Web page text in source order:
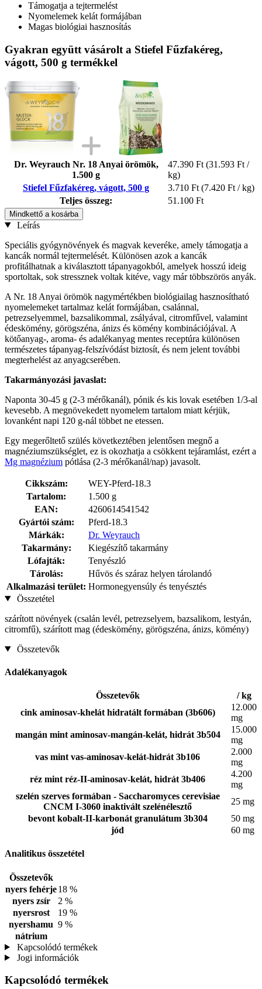
Támogatja a tejtermelést
Nyomelemek kelát formájában
Magas biológiai hasznosítás
Gyakran együtt vásárolt a Stiefel Fűzfakéreg,
vágott, 500 g termékkel
Dr. Weyrauch Nr. 18 Anyai örömök,
1.500 g
47.390 Ft (31.593 Ft /
kg)
Stiefel Fűzfakéreg, vágott, 500 g
3.710 Ft (7.420 Ft / kg)
Teljes összeg:
51.100 Ft
Mindkettő a kosárba
Leírás
Speciális gyógynövények és magvak keveréke, amely támogatja a
kancák normál tejtermelését. Különösen azok a kancák
profitálhatnak a kiválasztott tápanyagokból, amelyek hosszú ideig
sportoltak, sok stressznek voltak kitéve, vagy már többszörös anyák.
A Nr. 18 Anyai örömök nagymértékben biológiailag hasznosítható
nyomelemeket tartalmaz kelát formájában, csalánnal,
petrezselyemmel, bazsalikommal, zsályával, citromfűvel, valamint
édeskömény, görögszéna, ánizs és kömény kombinációjával. A
kötőanyag-, aroma- és adalékanyag mentes receptúra ​​különösen
természetes tápanyag-felszívódást biztosít, és nem jelent további
megterhelést az anyagcserében.
Takarmányozási javaslat:
Naponta 30-45 g (2-3 mérőkanál), pónik ​​és kis lovak esetében 1/3-al
kevesebb. A megnövekedett nyomelem tartalom miatt kérjük,
lovanként napi 120 g-nál többet ne etessen.
Egy megerőltető szülés következtében jelentősen megnő a
magnéziumszükséglet, ez is okozhatja a csökkent tejáramlást, ezért a
Mg magnézium pótlása (2-3 mérőkanál/nap) javasolt.
Cikkszám:
WEY-Pferd-18.3
Tartalom:
1.500 g
EAN:
4260614541542
Gyártói szám:
Pferd-18.3
Márkák:
Dr. Weyrauch
Takarmány:
Kiegészítő takarmány
Lófajták:
Tenyészló
Tárolás:
Hűvös és száraz helyen tárolandó
Alkalmazási terület: Hormonegyensúly és tenyésztés
Összetétel
szárított növények (csalán levél, petrezselyem, bazsalikom, lestyán,
citromfű), szárított mag (édeskömény, görögszéna, ánizs, kömény)
Összetevők
Adalékanyagok
Összetevők
/ kg
cink aminosav-khelát hidratált formában (3b606)
12.000
mg
mangán mint aminosav-mangán-kelát, hidrát 3b504
15.000
mg
vas mint vas-aminosav-kelát-hidrát 3b106
2.000
mg
réz mint réz-II-aminosav-kelát, hidrát 3b406
4.200
mg
szelén szerves formában - Saccharomyces cerevisiae
CNCM I-3060 inaktivált szelénélesztő
25 mg
bevont kobalt-II-karbonát granulátum 3b304
50 mg
jód
60 mg
Analitikus összetétel
Összetevők
nyers fehérje18 %
nyers zsír
2 %
nyersrost
19 %
nyershamu 9 %
nátrium
Kapcsolódó termékek
Jogi információk
Kapcsolódó termékek